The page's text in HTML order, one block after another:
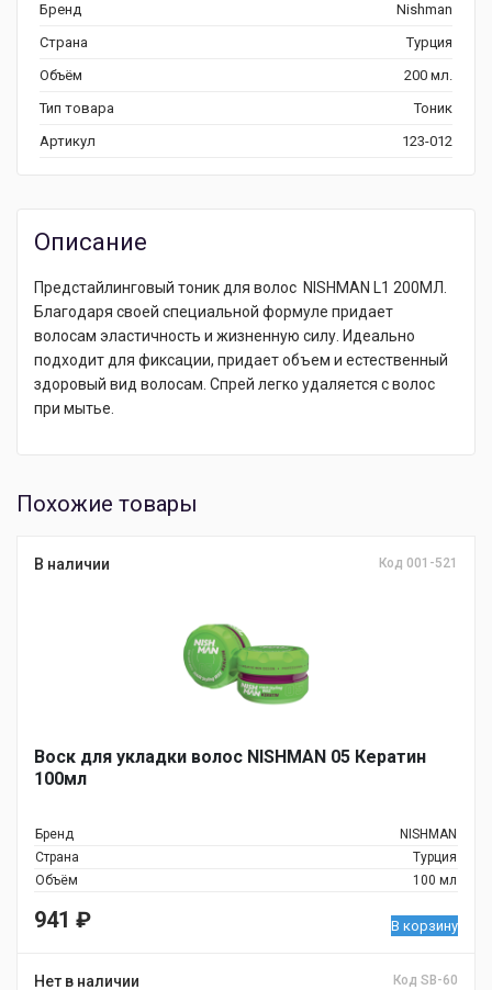
Бренд
Nishman
Страна
Турция
Объём
200 мл.
Тип товара
Тоник
Артикул
123-012
Описание
Предстайлинговый тоник для волос NISHMAN L1 200МЛ.
Благодаря своей специальной формуле придает
волосам эластичность и жизненную силу. Идеально
подходит для фиксации, придает объем и естественный
здоровый вид волосам. Спрей легко удаляется с волос
при мытье.
Похожие товары
В наличии Код 001-521
Воск для укладки волос NISHMAN 05 Кератин
100мл
Бренд
NISHMAN
Страна
Турция
Объём
100 мл
941 ₽ В корзину
Нет в наличии Код SB-60